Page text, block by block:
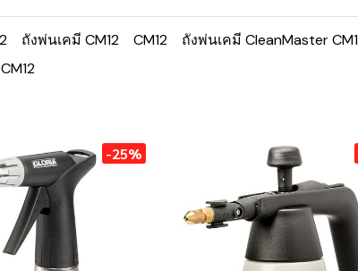
ถังพ่นเคมี CM12 CM12
ถังพ่นเคมี CleanMaster
-25%